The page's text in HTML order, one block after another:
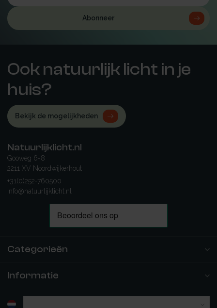
Abonneer
Ook natuurlijk licht in je
huis?
Bekijk de mogelijkheden
Natuurlijklicht.nl
Gooweg 6-8
2211 XV Noordwijkerhout
+31(0)252-760500
info@natuurlijklicht.nl
Categorieën
Informatie